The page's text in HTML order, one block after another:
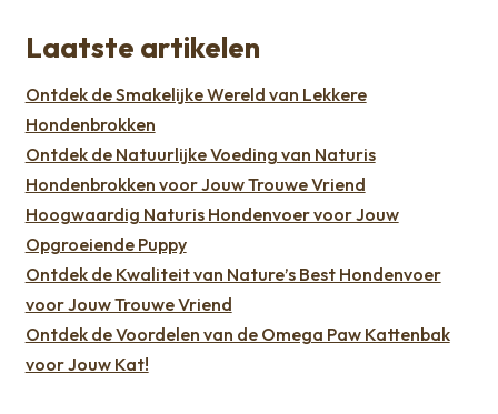
Laatste artikelen
Ontdek de Smakelijke Wereld van Lekkere
Hondenbrokken
Ontdek de Natuurlijke Voeding van Naturis
Hondenbrokken voor Jouw Trouwe Vriend
Hoogwaardig Naturis Hondenvoer voor Jouw
Opgroeiende Puppy
Ontdek de Kwaliteit van Nature’s Best Hondenvoer
voor Jouw Trouwe Vriend
Ontdek de Voordelen van de Omega Paw Kattenbak
voor Jouw Kat!